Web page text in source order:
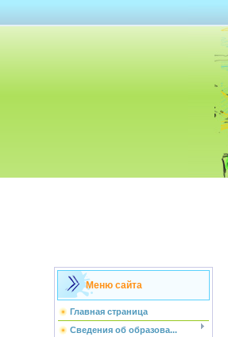
Меню сайта
Главная страница
Сведения об образова...